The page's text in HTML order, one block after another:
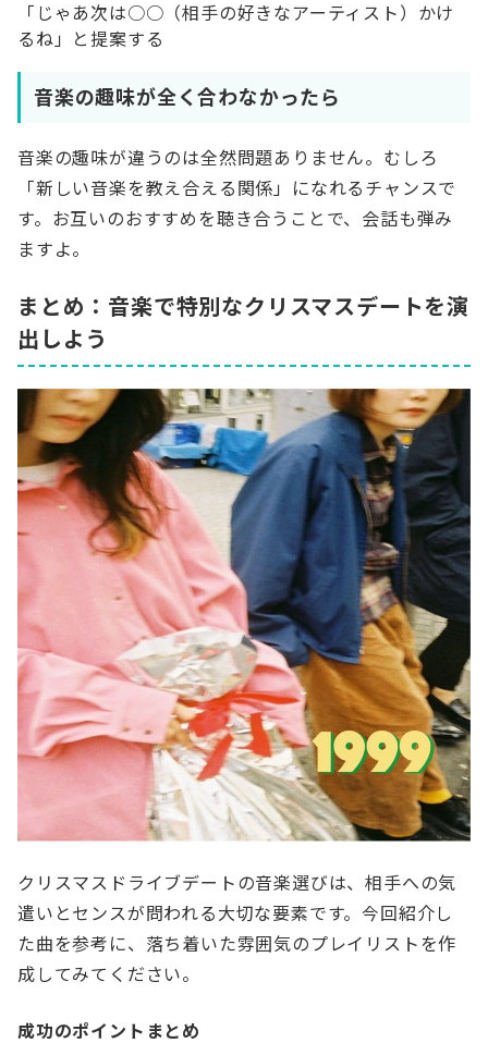
「じゃあ次は○○（相手の好きなアーティスト）かけ
るね」と提案する
音楽の趣味が全く合わなかったら
音楽の趣味が違うのは全然問題ありません。むしろ
「新しい音楽を教え合える関係」になれるチャンスで
す。お互いのおすすめを聴き合うことで、会話も弾み
ますよ。
まとめ：音楽で特別なクリスマスデートを演
出しよう
クリスマスドライブデートの音楽選びは、相手への気
遣いとセンスが問われる大切な要素です。今回紹介し
た曲を参考に、落ち着いた雰囲気のプレイリストを作
成してみてください。
成功のポイントまとめ